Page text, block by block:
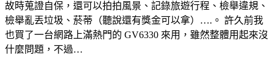
故時蒐證自保，還可以拍拍風景、記錄旅遊行程、檢舉違規、
檢舉亂丟垃圾、菸蒂（聽說還有獎金可以拿）….。 許久前我
也買了一台網路上滿熱門的 GV6330 來用，雖然整體用起來沒
什麼問題，不過…